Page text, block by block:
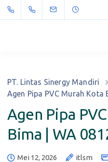
PT. Lintas Sinergy Mandiri
Agen Pipa PVC Murah
Agen Pipa
Bima | WA
Mei 12, 2026 itlsm